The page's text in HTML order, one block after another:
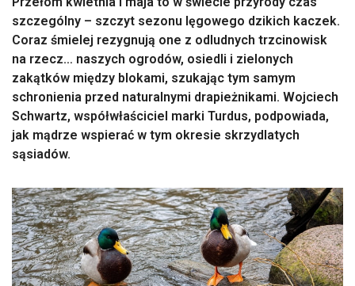
szczególny – szczyt sezonu lęgowego dzikich kaczek.
Coraz śmielej rezygnują one z odludnych trzcinowisk
na rzecz… naszych ogrodów, osiedli i zielonych
zakątków między blokami, szukając tym samym
schronienia przed naturalnymi drapieżnikami. Wojciech
Schwartz, współwłaściciel marki Turdus, podpowiada,
jak mądrze wspierać w tym okresie skrzydlatych
sąsiadów.